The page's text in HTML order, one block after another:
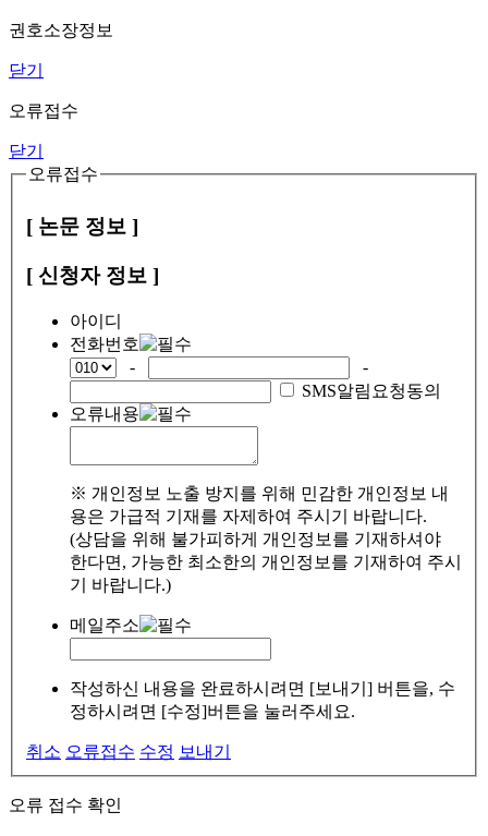
권호소장정보
닫기
오류접수
닫기
오류접수
[ 논문 정보 ]
[ 신청자 정보 ]
아이디
전화번호
-
-
SMS알림요청동의
오류내용
※ 개인정보 노출 방지를 위해 민감한 개인정보 내
용은 가급적 기재를 자제하여 주시기 바랍니다.
(상담을 위해 불가피하게 개인정보를 기재하셔야
한다면, 가능한 최소한의 개인정보를 기재하여 주시
기 바랍니다.)
메일주소
작성하신 내용을 완료하시려면 [보내기] 버튼을, 수
정하시려면 [수정]버튼을 눌러주세요.
취소 오류접수 수정 보내기
오류 접수 확인